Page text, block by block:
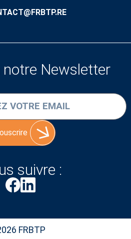
notre Newsletter
suivre :
FRBTP